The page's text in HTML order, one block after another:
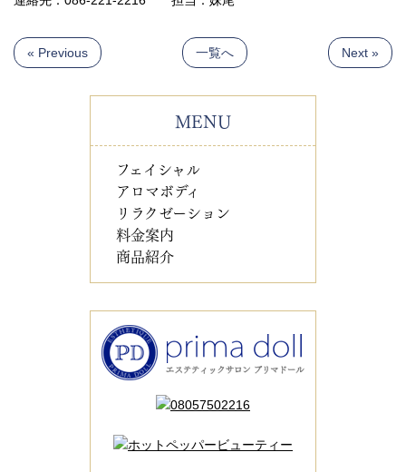
« Previous 一覧へ Next »
MENU
フェイシャル
アロマボディ
リラクゼーション
料金案内
商品紹介